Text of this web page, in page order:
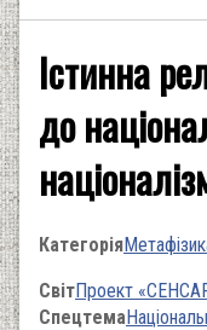
Істинна
до
Категорія
СвітПроект
Спецтема